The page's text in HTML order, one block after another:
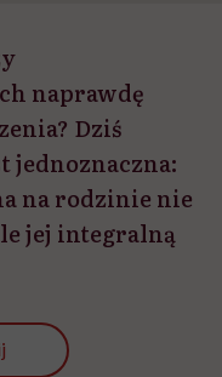
naprawdę
Dziś
jednoznaczna:
na rodzinie nie
jej integralną